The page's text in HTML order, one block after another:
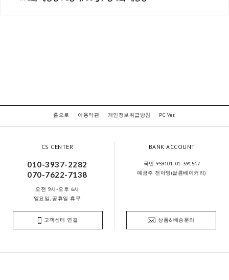
홈으로 이용약관 개인정보취급방침 PC Ver.
CS CENTER
010-3937-2282
070-7622-7138
오전 9시-오후 6시
일요일, 공휴일 휴무
BANK ACCOUNT
국민 959101-01-391547
예금주 전아영(달콤베이커리)
고객센터 연결 상품&배송문의